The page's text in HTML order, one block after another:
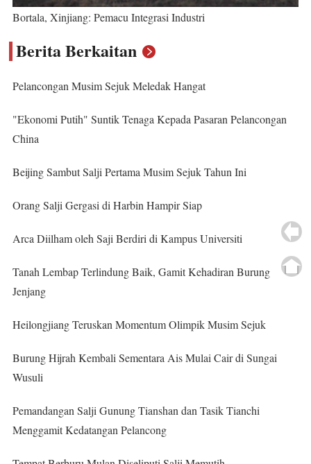
Bortala, Xinjiang: Pemacu Integrasi Industri
Berita Berkaitan
Pelancongan Musim Sejuk Meledak Hangat
"Ekonomi Putih" Suntik Tenaga Kepada Pasaran Pelancongan
China
Beijing Sambut Salji Pertama Musim Sejuk Tahun Ini
Orang Salji Gergasi di Harbin Hampir Siap
Arca Diilham oleh Saji Berdiri di Kampus Universiti
Tanah Lembap Terlindung Baik, Gamit Kehadiran Burung
Jenjang
Heilongjiang Teruskan Momentum Olimpik Musim Sejuk
Burung Hijrah Kembali Sementara Ais Mulai Cair di Sungai
Wusuli
Pemandangan Salji Gunung Tianshan dan Tasik Tianchi
Menggamit Kedatangan Pelancong